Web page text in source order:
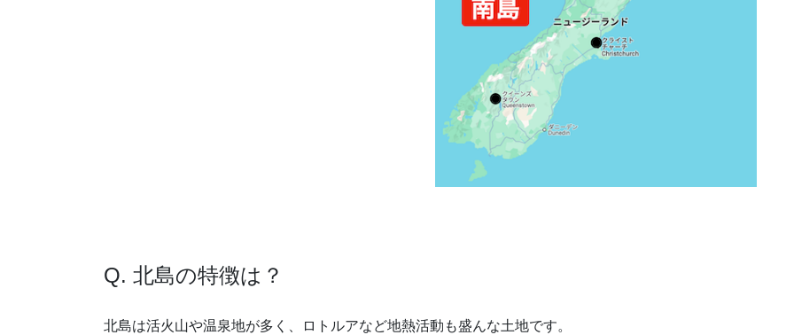
Q. 北島の特徴は？
北島は活火山や温泉地が多く、ロトルアなど地熱活動も盛んな土地です。